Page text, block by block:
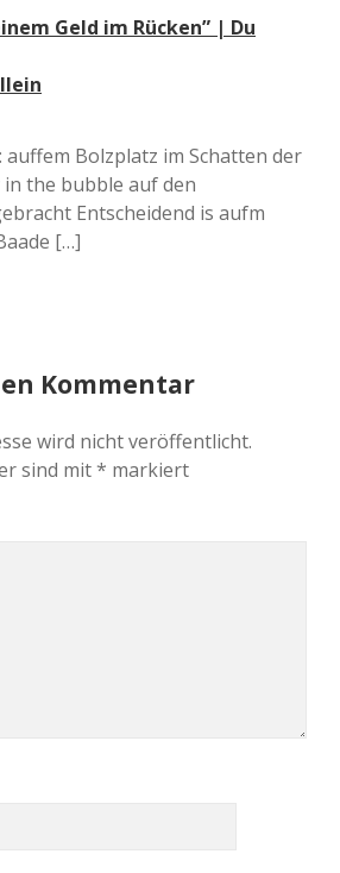
Geld im Rücken” | Du
Bolzplatz im Schatten der
the bubble auf den
Entscheidend is aufm
[…]
Kommentar
wird nicht veröffentlicht.
sind mit* markiert